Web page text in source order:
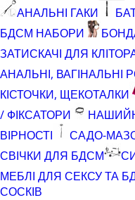
АНАЛЬНІ ГАКИ
БДСМ НАБОРИ
ЗАТИСКАЧІ ДЛЯ
АНАЛЬНІ, ВАГІНАЛЬНІ
КІСТОЧКИ, ЩЕКОТАЛКИ
/ ФІКСАТОРИ
ВІРНОСТІ
САДО-
СВІЧКИ ДЛЯ БДСМ
МЕБЛІ ДЛЯ СЕКСУ ТА
СОСКІВ